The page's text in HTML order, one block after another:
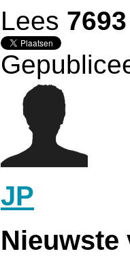
Lees 7693
JP
Nieuwste